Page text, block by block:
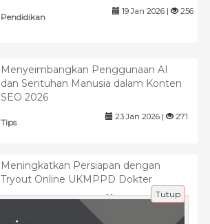
Pendidikan
19 Jan 2026 | 256
Menyeimbangkan Penggunaan AI
dan Sentuhan Manusia dalam Konten
SEO 2026
Tips
23 Jan 2026 | 271
Meningkatkan Persiapan dengan
Tryout Online UKMPPD Dokter
26 Jun 2025 | 818
Tutup